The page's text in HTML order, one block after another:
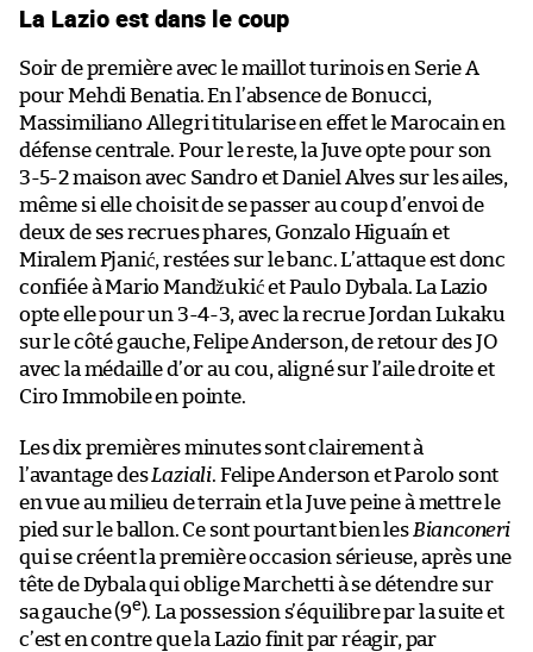
La Lazio est dans le coup
Soir de première avec le maillot turinois en Serie A
pour Mehdi Benatia. En l’absence de Bonucci,
Massimiliano Allegri titularise en effet le Marocain en
défense centrale. Pour le reste, la Juve opte pour son
3-5-2 maison avec Sandro et Daniel Alves sur les ailes,
même si elle choisit de se passer au coup d’envoi de
deux de ses recrues phares, Gonzalo Higuaín et
Miralem Pjanić, restées sur le banc. L’attaque est donc
confiée à Mario Mandžukić et Paulo Dybala. La Lazio
opte elle pour un 3-4-3, avec la recrue Jordan Lukaku
sur le côté gauche, Felipe Anderson, de retour des JO
avec la médaille d’or au cou, aligné sur l’aile droite et
Ciro Immobile en pointe.
Les dix premières minutes sont clairement à
l’avantage desLaziali. Felipe Anderson et Parolo sont
en vue au milieu de terrain et la Juve peine à mettre le
pied sur le ballon. Ce sont pourtant bien les Bianconeri
qui se créent la première occasion sérieuse, après une
tête de Dybala qui oblige Marchetti à se détendre sur
sa gauche (9e). La possession s’équilibre par la suite et
c’est en contre que la Lazio finit par réagir, par